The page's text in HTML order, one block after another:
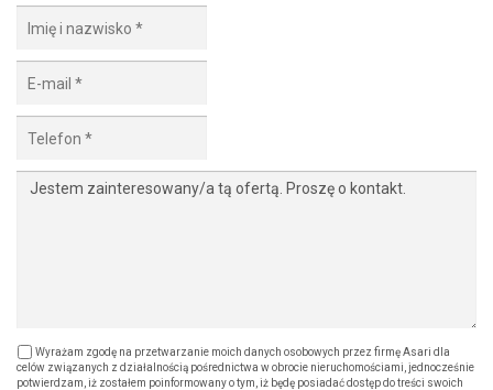
Wyrażam zgodę na przetwarzanie moich danych osobowych przez firmę Asari dla
celów związanych z działalnością pośrednictwa w obrocie nieruchomościami, jednocześnie
potwierdzam, iż zostałem poinformowany o tym, iż będę posiadać dostęp do treści swoich